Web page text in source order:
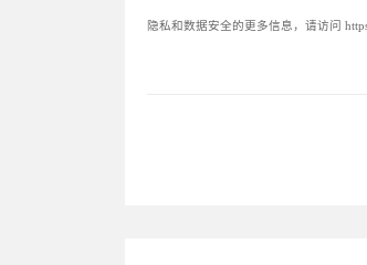
隐私和数据安全的更多信息，请访问